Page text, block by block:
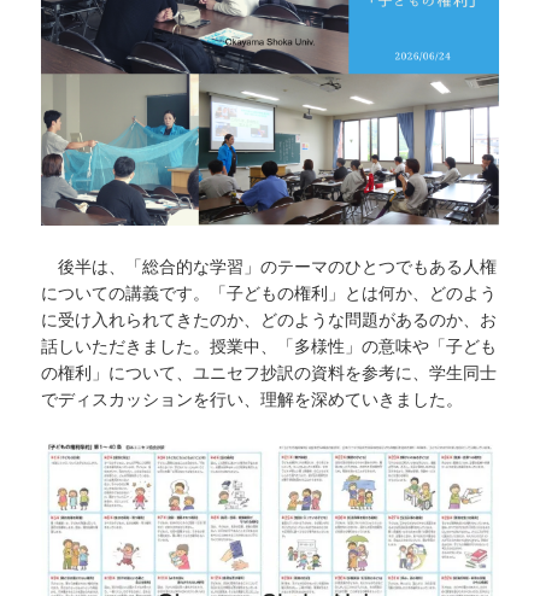
後半は、「総合的な学習」のテーマのひとつでもある人権
についての講義です。「子どもの権利」とは何か、どのよう
に受け入れられてきたのか、どのような問題があるのか、お
話しいただきました。授業中、「多様性」の意味や「子ども
の権利」について、ユニセフ抄訳の資料を参考に、学生同士
でディスカッションを行い、理解を深めていきました。